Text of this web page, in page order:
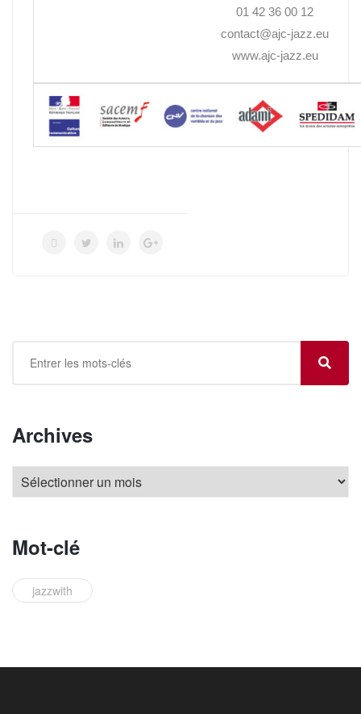
01 42 36 00 12
contact@ajc-jazz.eu
www.ajc-jazz.eu
Archives
Mot-clé
jazzwith